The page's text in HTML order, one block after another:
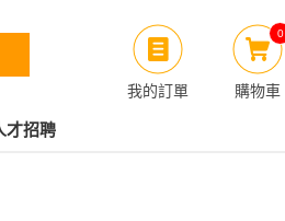
我的訂單
0
購物車
才招聘